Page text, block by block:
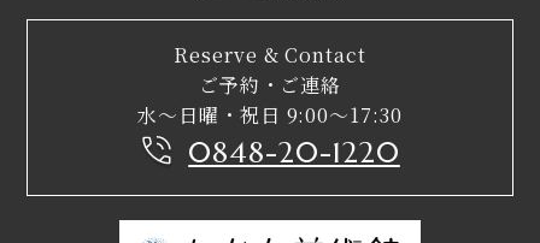
Reserve & Contact
ご予約・ご連絡
水〜日曜・祝日 9:00〜17:30
0848-20-1220